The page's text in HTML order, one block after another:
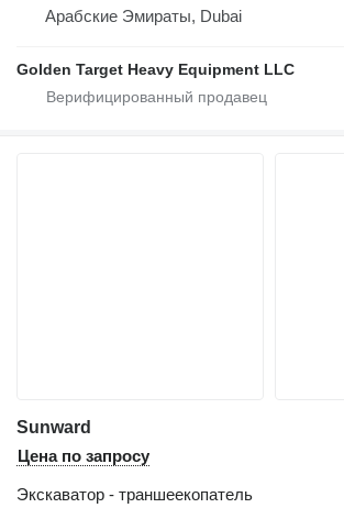
Арабские Эмираты, Dubai
Golden Target Heavy Equipment LLC
Sunward
Цена по запросу
Экскаватор - траншеекопатель